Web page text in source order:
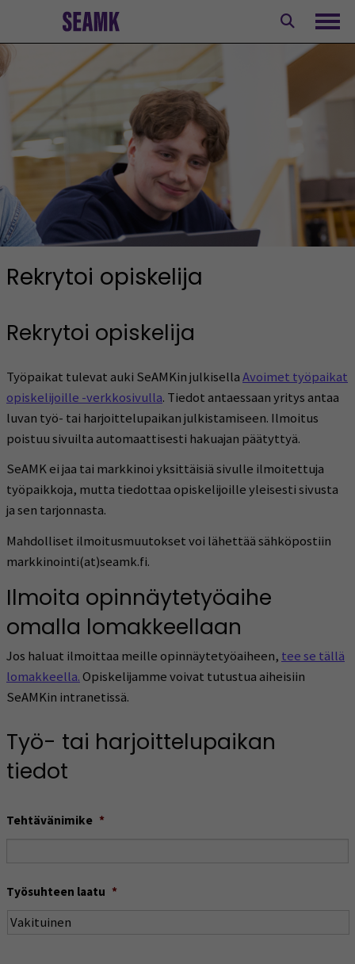
Rekrytoi opiskelija
Rekrytoi opiskelija
Työpaikat tulevat auki SeAMKin julkisellaAvoimet työpaikat
opiskelijoille -verkkosivulla. Tiedot antaessaan yritys antaa
luvan työ- tai harjoittelupaikan julkistamiseen. Ilmoitus
poistuu sivuilta automaattisesti hakuajan päätyttyä.
SeAMK ei jaa tai markkinoi yksittäisiä sivulle ilmoitettuja
työpaikkoja, mutta tiedottaa opiskelijoille yleisesti sivusta
ja sen tarjonnasta.
Mahdolliset ilmoitusmuutokset voi lähettää sähköpostiin
markkinointi(at)seamk.fi.
Ilmoita opinnäytetyöaihe
omalla lomakkeellaan
Jos haluat ilmoittaa meille opinnäytetyöaiheen, tee se tällä
lomakkeella.Opiskelijamme voivat tutustua aiheisiin
SeAMKin intranetissä.
Työ- tai harjoittelupaikan
tiedot
Tehtävänimike *
Työsuhteen laatu *